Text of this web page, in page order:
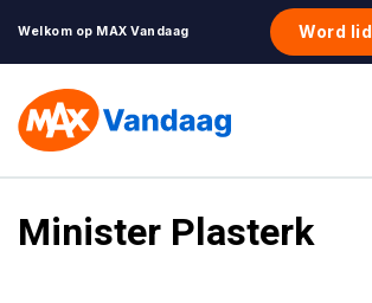
Welkom op MAX Vandaag Word lid
Minister Plasterk